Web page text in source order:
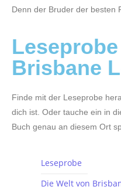
Denn der Bruder der
Brisbane
Finde mit der Leseprobe
dich ist. Oder tauche ein in
Buch genau an diesem Ort
Leseprobe
Die Welt von